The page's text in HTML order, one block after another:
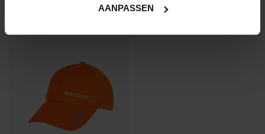
AANPASSEN
VU(S) RÉCEMMENT